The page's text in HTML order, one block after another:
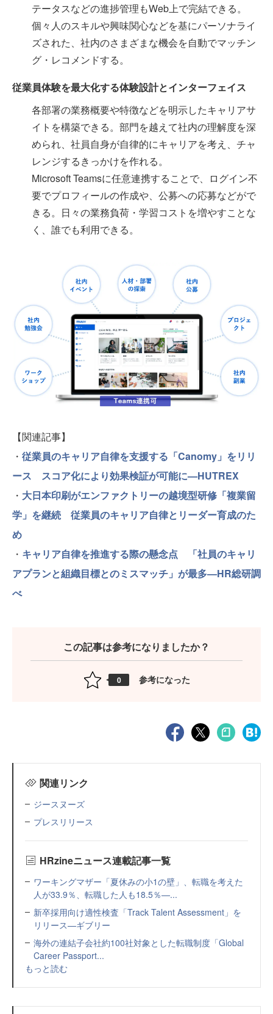
テータスなどの進捗管理もWeb上で完結できる。
個々人のスキルや興味関心などを基にパーソナライ
ズされた、社内のさまざまな機会を自動でマッチン
グ・レコメンドする。
従業員体験を最大化する体験設計とインターフェイス
各部署の業務概要や特徴などを明示したキャリアサ
イトを構築できる。部門を越えて社内の理解度を深
められ、社員自身が自律的にキャリアを考え、チャ
レンジするきっかけを作れる。
Microsoft Teamsに任意連携することで、ログイン不
要でプロフィールの作成や、公募への応募などがで
きる。日々の業務負荷・学習コストを増やすことな
く、誰でも利用できる。
【関連記事】
・ 従業員のキャリア自律を支援する「Canomy」をリリ
ース スコア化により効果検証が可能に—HUTREX
・ 大日本印刷がエンファクトリーの越境型研修「複業留
学」を継続 従業員のキャリア自律とリーダー育成のた
め
・ キャリア自律を推進する際の懸念点 「社員のキャリ
アプランと組織目標とのミスマッチ」が最多—HR総研調
べ
この記事は参考になりましたか？
0 参考になった
関連リンク
ジースヌーズ
プレスリリース
HRzineニュース連載記事一覧
ワーキングマザー「夏休みの小1の壁」、転職を考えた
人が33.9％、転職した人も18.5％—...
新卒採用向け適性検査「Track Talent Assessment」を
リリース—ギブリー
海外の連結子会社約100社対象とした転職制度「Global
Career Passport...
もっと読む